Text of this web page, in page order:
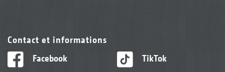
Contact et informations
Facebook
TikTok